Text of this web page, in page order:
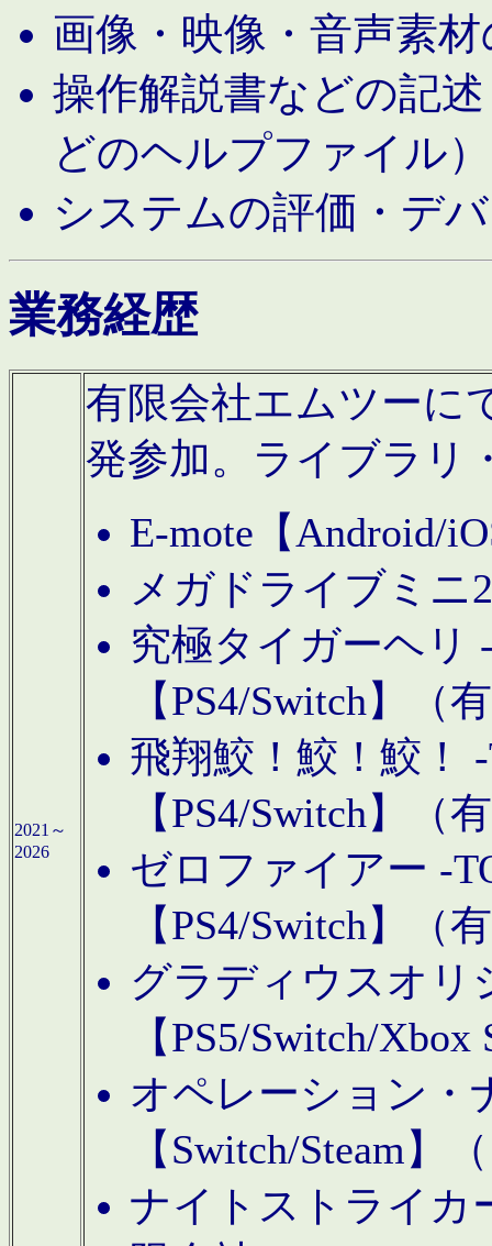
画像・映像・音声素
操作解説書などの記
どのヘルプファイル）
システムの評価・デ
業務経歴
2021～
2026
有限会社エムツーに
発参加。ライブラリ
E-mote【Android/
メガドライブミニ
究極タイガーヘリ
【PS4/Switch】（
飛翔鮫！鮫！鮫！
【PS4/Switch】（
ゼロファイアー -
【PS4/Switch】（
グラディウスオリ
【PS5/Switch/
オペレーション・
【Switch/Steam】
ナイトストライカ